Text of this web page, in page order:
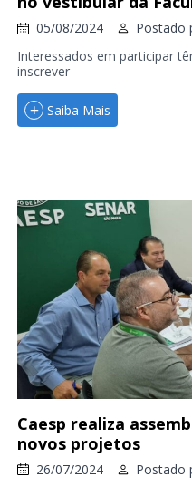
05/08/2024 Postado
Interessados em participar
inscrever
Saiba Mais
Caesp realiza
novos projetos
26/07/2024 Postado